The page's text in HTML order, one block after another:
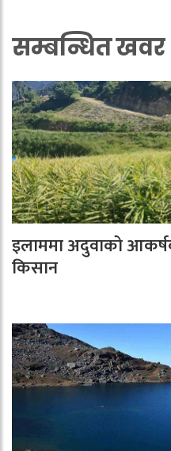
सम्बन्धित खवर
इलाममा अदुवाको
किसान